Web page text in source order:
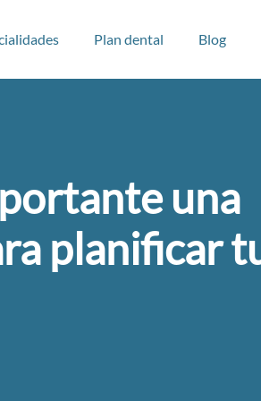
Plan dental Blog
una
planificar